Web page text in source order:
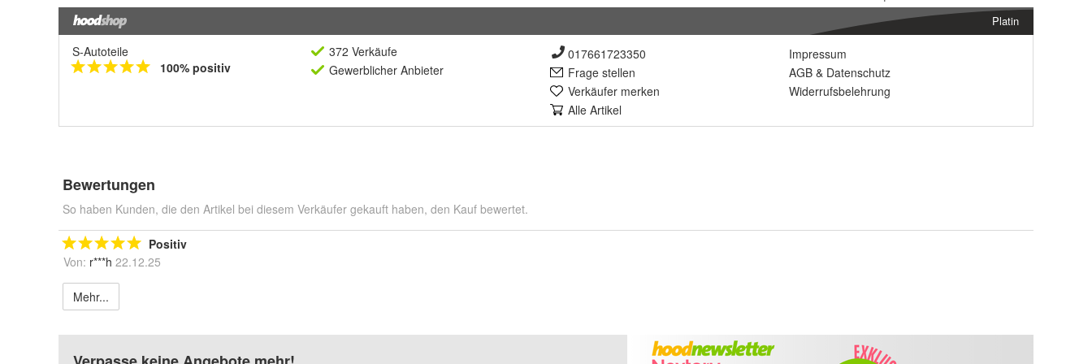
Platin
S-Autoteile
100% positiv
372 Verkäufe
Gewerblicher Anbieter
017661723350
Frage stellen
Verkäufer merken
Alle Artikel
Impressum
AGB & Datenschutz
Widerrufsbelehrung
Bewertungen
So haben Kunden, die den Artikel bei diesem Verkäufer gekauft haben, den Kauf bewertet.
Positiv
Von: r***h 22.12.25
Mehr...